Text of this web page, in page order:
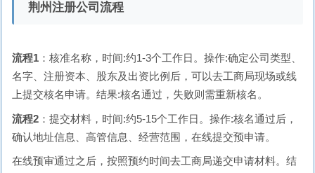
荆州注册公司流程
流程1 ：核准名称，时间:约1-3个工作日。操作:确定公司类型、
名字、注册资本、股东及出资比例后，可以去工商局现场或线
上提交核名申请。结果:核名通过，失败则需重新核名。
流程2 ：提交材料，时间:约5-15个工作日。操作:核名通过后，
确认地址信息、高管信息、经营范围，在线提交预申请。
在线预审通过之后，按照预约时间去工商局递交申请材料。结